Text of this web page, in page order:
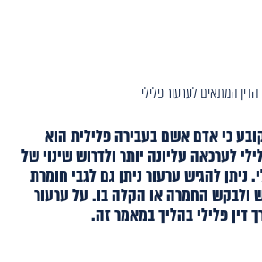
המתאים לערעור פלילי
כי אדם אשם בעבירה פלילית הוא
לערכאה עליונה יותר ולדרוש שינוי של
להגיש ערעור ניתן גם לגבי חומרת
ולבקש החמרה או הקלה בו. על ערעור
דין פלילי בהליך במאמר זה.